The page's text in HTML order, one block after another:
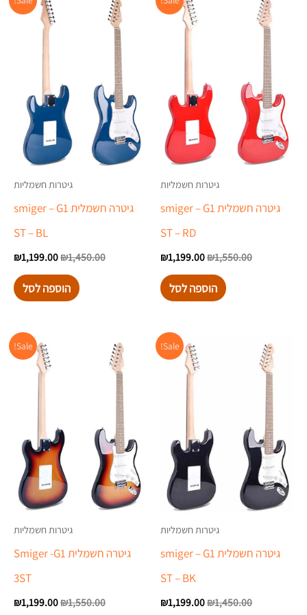
גיטרות חשמליות
גיטרה חשמלית smiger – G1
ST – RD
₪1,550.00
המקורי
היה:
₪1,550.00.
₪1,199.00
הנוכחי
₪1,199.00.
הוספה לסל
גיטרות חשמליות
גיטרה חשמלית smiger – G1
ST – BL
₪1,450.00
המקורי
היה:
₪1,450.00.
₪1,199.00
הוספה לסל
Sale!
גיטרות חשמליות
גיטרה חשמלית smiger – G1
ST – BK
₪1,450.00
המחיר
המקורי
היה:
₪1,450.00.
₪1,199.00
המחיר
הנוכחי
₪1,199.00.
Sale!
גיטרות חשמליות
גיטרה חשמלית Smiger -G1
3ST
₪1,550.00
המחיר
המקורי
היה:
₪1,199.00